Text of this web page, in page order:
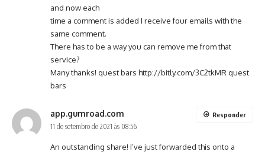
and now each
time a comment is added I receive four emails with the
same comment.
There has to be a way you can remove me from that
service?
Many thanks! quest bars http://bitly.com/3C2tkMR quest
bars
app.gumroad.com
11 de setembro de 2021 às 08:56
An outstanding share! I’ve just forwarded this onto a
Responder